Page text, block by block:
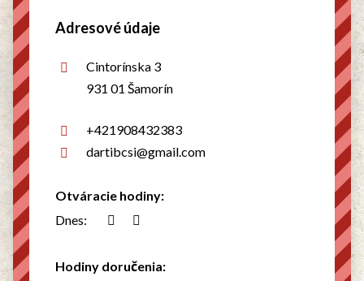
Adresové údaje
Cintorínska 3
931 01 Šamorín
+421908432383
dartibcsi@gmail.com
Otváracie hodiny:
Dnes:
Hodiny doručenia: